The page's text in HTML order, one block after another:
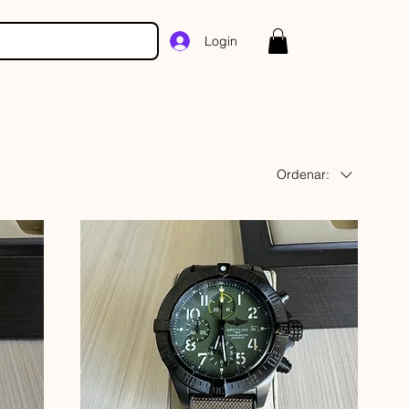
Login
Ordenar: